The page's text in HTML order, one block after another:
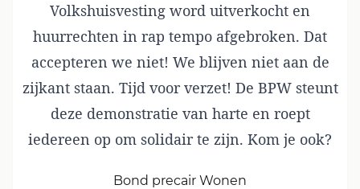
Volkshuisvesting word uitverkocht en
huurrechten in rap tempo afgebroken. Dat
accepteren we niet! We blijven niet aan de
zijkant staan. Tijd voor verzet! De BPW steunt
deze demonstratie van harte en roept
iedereen op om solidair te zijn. Kom je ook?
Bond precair Wonen